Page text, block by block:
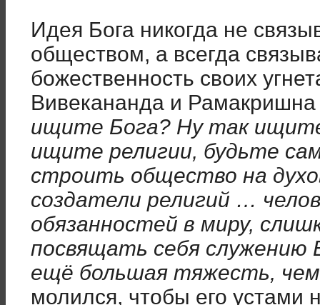
Идея Бога никогда не
обществом, а всегда
божественность своих
Вивекананда и Рамакришна
ищите Бога? Ну так
ищите религии, будьте
строить общество на
создатели религий …
обязанностей в миру,
посвящать себя служению
ещё большая тяжесть,
молился, чтобы его устами